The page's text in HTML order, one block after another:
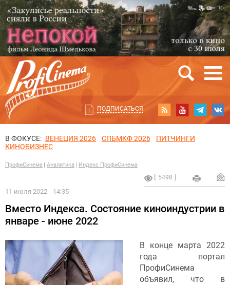
ПОДПИСАТЬСЯ
В ФОКУСЕ: ВЕНЕЦИЯ 2026 СПБМКФ 2026
ПИТЧИНГИ
КИНОБИЗНЕС
ПрофиСинема Аналитика Индекс ПрофиСинема
5498
11 июля 2022 14:35
Вместо Индекса. Состояние киноиндустрии в
январе - июне 2022
В конце марта 2022
года портал
ПрофиСинема
объявил, что в